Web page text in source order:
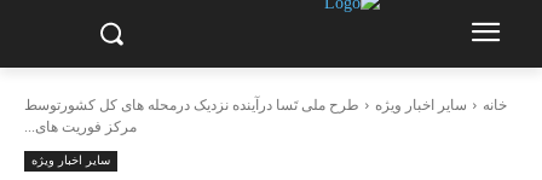
خانه سایر اخبار ویژه
طرح ملی تَسا درآینده نزدیک درمحله های کل کشورتوسط
مرکز فوریت های...
سایر اخبار ویژه